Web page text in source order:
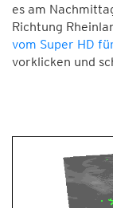
es am
Richtung
vom Super HD
vorklicken und